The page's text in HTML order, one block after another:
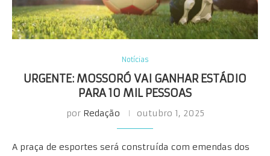
Notícias
URGENTE: MOSSORÓ VAI GANHAR ESTÁDIO
PARA 10 MIL PESSOAS
por Redação outubro 1, 2025
A praça de esportes será construída com emendas dos